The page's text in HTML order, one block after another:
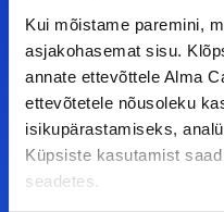
Kui mõistame paremini,
asjakohasemat sisu.
annate ettevõttele Alma
ettevõtetele nõusoleku
isikupärastamiseks,
Küpsiste kasutamist
seadetes.
F
a
c
e
I
t
© Alma Career